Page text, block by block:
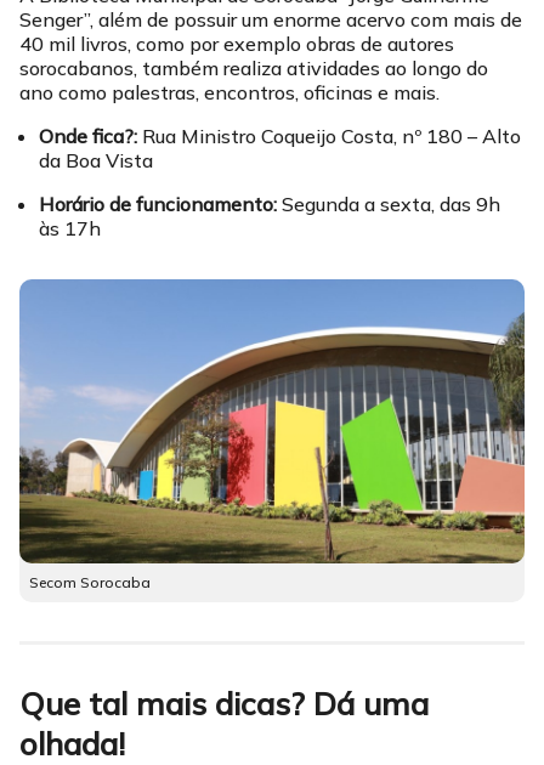
Senger”, além de possuir um enorme acervo com mais de
40 mil livros, como por exemplo obras de autores
sorocabanos, também realiza atividades ao longo do
ano como palestras, encontros, oficinas e mais.
Onde fica?: Rua Ministro Coqueijo Costa, nº 180 – Alto
da Boa Vista
Horário de funcionamento: Segunda a sexta, das 9h
às 17h
Secom Sorocaba
Que tal mais dicas? Dá uma
olhada!